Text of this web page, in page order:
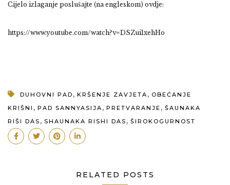
Cijelo izlaganje poslušajte (na engleskom) ovdje:
https://www.youtube.com/watch?v=DSZui1xehHo
DUHOVNI PAD , KRŠENJE ZAVJETA , OBEĆANJE
KRIŠNI , PAD SANNYASIJA , PRETVARANJE , ŠAUNAKA
RIŠI DAS , SHAUNAKA RISHI DAS , ŠIROKOGURNOST
RELATED POSTS